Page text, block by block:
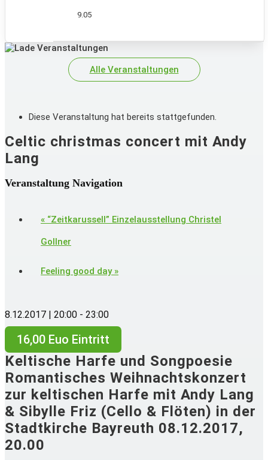
9.05
Alle Veranstaltungen
Diese Veranstaltung hat bereits stattgefunden.
Celtic christmas concert mit Andy
Lang
Veranstaltung Navigation
« “Zeitkarussell” Einzelausstellung Christel
Gollner
Feeling good day »
8.12.2017 | 20:00 - 23:00
16,00 Euo Eintritt
Keltische Harfe und Songpoesie
Romantisches Weihnachtskonzert
zur keltischen Harfe mit Andy Lang
& Sibylle Friz (Cello & Flöten) in der
Stadtkirche Bayreuth 08.12.2017,
20.00